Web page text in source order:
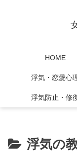
HOME
浮気・恋愛心
浮気防止・修
浮気の